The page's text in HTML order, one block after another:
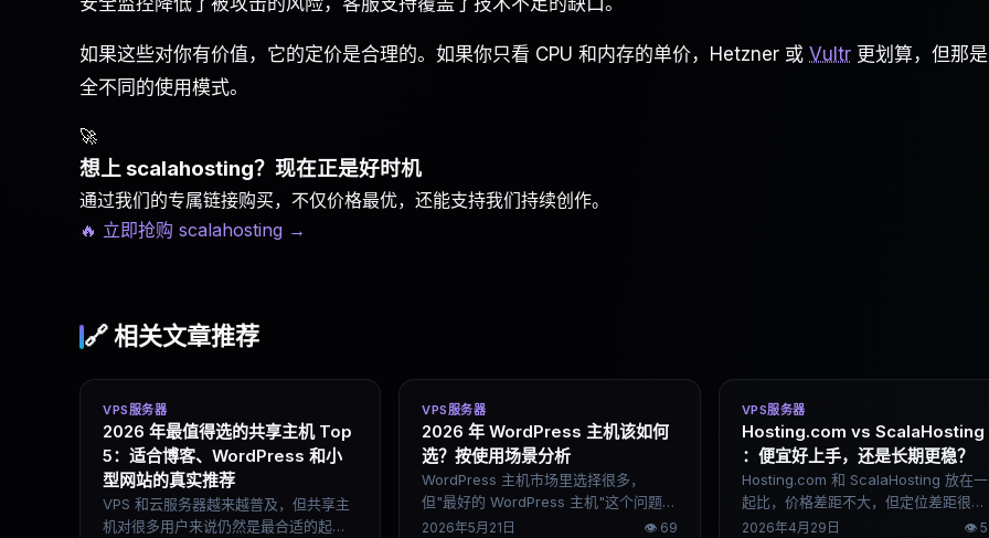
如果这些对你有价值，它的定价是合理的。如果你只看 CPU 和内存的单价，Hetzner 或 Vultr 更划算，但那
全不同的使用模式。
🚀
想上 scalahosting？现在正是好时机
通过我们的专属链接购买，不仅价格最优，还能支持我们持续创作。
🔥 立即抢购 scalahosting →
🔗 相关文章推荐
VPS服务器
2026 年最值得选的共享主机 Top
5：适合博客、WordPress 和小
型网站的真实推荐
VPS 和云服务器越来越普及，但共享主
机对很多用户来说仍然是最合适的起点
VPS服务器
2026 年 WordPress 主机该如何
选？按使用场景分析
WordPress 主机市场里选择很多，
但"最好的 WordPress 主机"这个问题本
身就有问题——小博客、SEO 流量站、
2026年5月21日 👁 69
VPS服务器
Hosting.com vs ScalaHosting
：便宜好上手，还是长期更稳？
Hosting.com 和 ScalaHosting 放在一
起比，价格差距不大，但定位差距很明
显。前者是入门友好的低价选手，后者
2026年4月29日 👁